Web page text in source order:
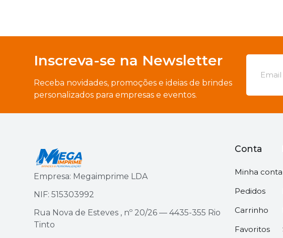
Inscreva-se na Newsletter
Receba novidades, promoções e ideias de brindes
personalizados para empresas e eventos.
Empresa: Megaimprime LDA
NIF: 515303992
Rua Nova de Esteves , nº 20/26 — 4435-355 Rio
Tinto
Conta
Minha conta
Pedidos
Carrinho
Favoritos